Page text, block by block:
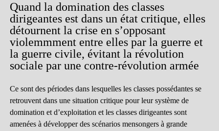
Quand la domination des classes
dirigeantes est dans un état critique, elles
détournent la crise en s’opposant
violemmment entre elles par la guerre et
la guerre civile, évitant la révolution
sociale par une contre-révolution armée
Ce sont des périodes dans lesquelles les classes possédantes se
retrouvent dans une situation critique pour leur système de
domination et d’exploitation et les classes dirigeantes sont
amenées à développer des scénarios mensongers à grande